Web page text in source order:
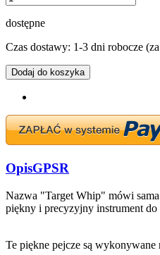
dostępne
Czas dostawy: 1-3 dni robocze
Dodaj do koszyka
OpisGPSR
Nazwa "Target Whip" mówi sama
piękny i precyzyjny instrument
Te piękne pejcze są